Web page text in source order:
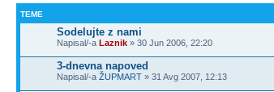
TEME
Sodelujte z nami
Napisal/-a Laznik » 30 Jun 2006, 22:20
3-dnevna napoved
Napisal/-a ŽUPMART » 31 Avg 2007, 12:13